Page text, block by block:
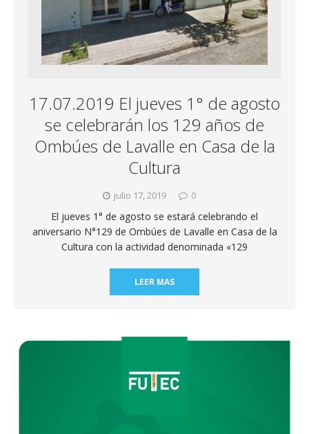
17.07.2019 El jueves 1° de agosto
se celebrarán los 129 años de
Ombúes de Lavalle en Casa de la
Cultura
julio 17, 2019 0
El jueves 1° de agosto se estará celebrando el
aniversario N°129 de Ombúes de Lavalle en Casa de la
Cultura con la actividad denominada «129
LEER MAS